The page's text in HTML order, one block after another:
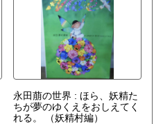
永田萠の世界 : ほら、妖精た
ちが夢のゆくえをおしえてく
れる。
（妖精村編）